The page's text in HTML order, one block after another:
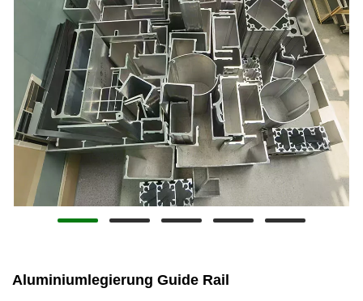
Aluminiumlegierung Guide Rail